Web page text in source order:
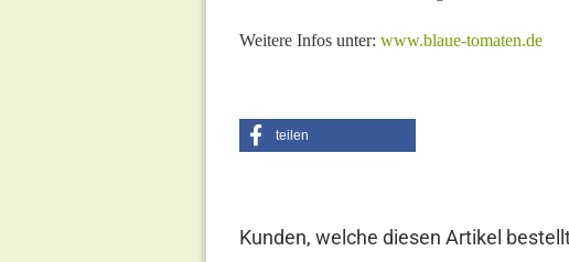
Weitere Infos unter: www.blaue-tomaten.de
teilen
Kunden, welche diesen Artikel